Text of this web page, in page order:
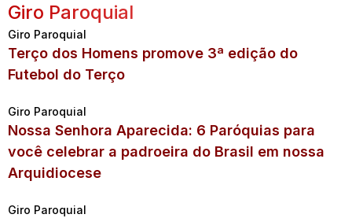
Giro Paroquial
Giro Paroquial
Terço dos Homens promove 3ª edição do
Futebol do Terço
Giro Paroquial
Nossa Senhora Aparecida: 6 Paróquias para
você celebrar a padroeira do Brasil em nossa
Arquidiocese
Giro Paroquial